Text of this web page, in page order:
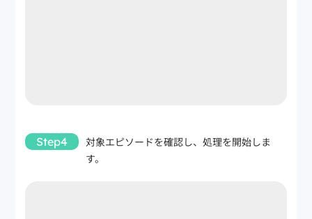
Step4
対象エピソードを確認し、処理を開始しま
す。